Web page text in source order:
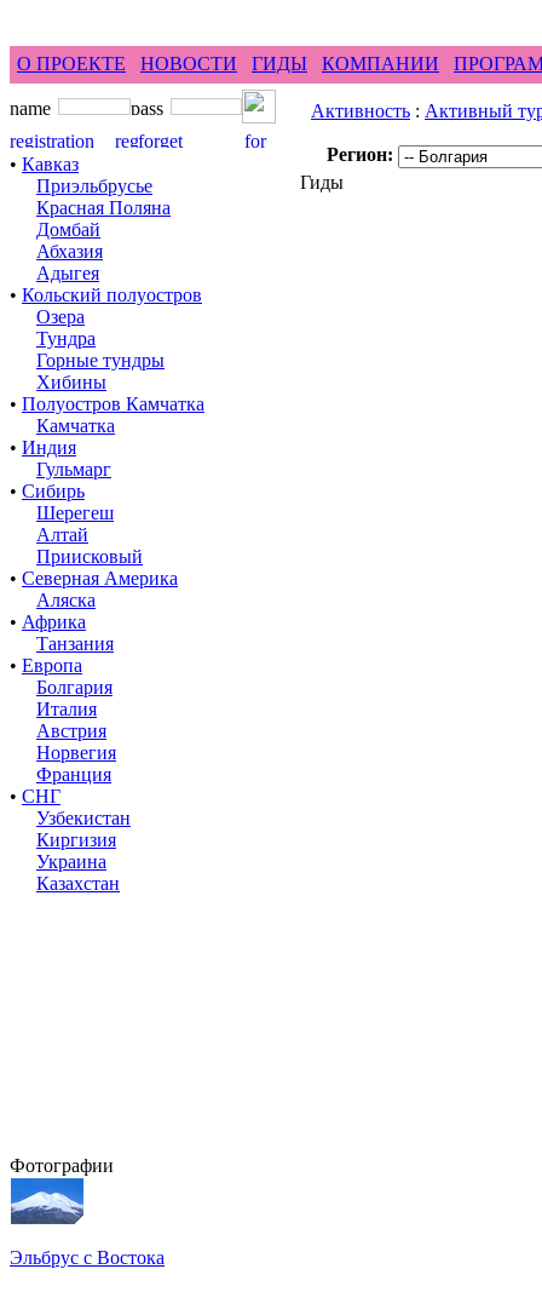
О ПРОЕКТЕ НОВОСТИ ГИДЫ КОМПАНИИ
• Кавказ
Приэльбрусье
Красная Поляна
Домбай
Абхазия
Адыгея
• Кольский полуостров
Озера
Тундра
Горные тундры
Хибины
• Полуостров Камчатка
Камчатка
• Индия
Гульмарг
• Сибирь
Шерегеш
Алтай
Приисковый
• Северная Америка
Аляска
• Африка
Танзания
• Европа
Болгария
Италия
Австрия
Норвегия
Франция
• СНГ
Узбекистан
Киргизия
Украина
Казахстан
Фотографии
Эльбрус с Востока
Активность : Активный
Регион:
Гиды